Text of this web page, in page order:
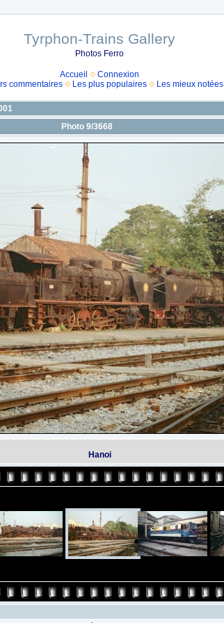
Tyrphon-Trains Gallery
Photos Ferro
Accueil
Connexion
commentaires Les plus populaires Les mieux notées
Photo 9/3668
Hanoi